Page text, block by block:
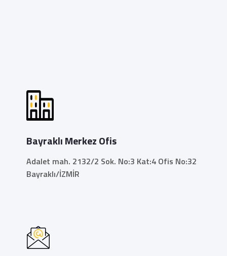
Bayraklı Merkez Ofis
Adalet mah. 2132/2 Sok. No:3 Kat:4 Ofis No:32
Bayraklı/İZMİR